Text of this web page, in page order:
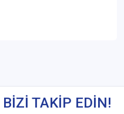
BİZİ TAKİP EDİN!